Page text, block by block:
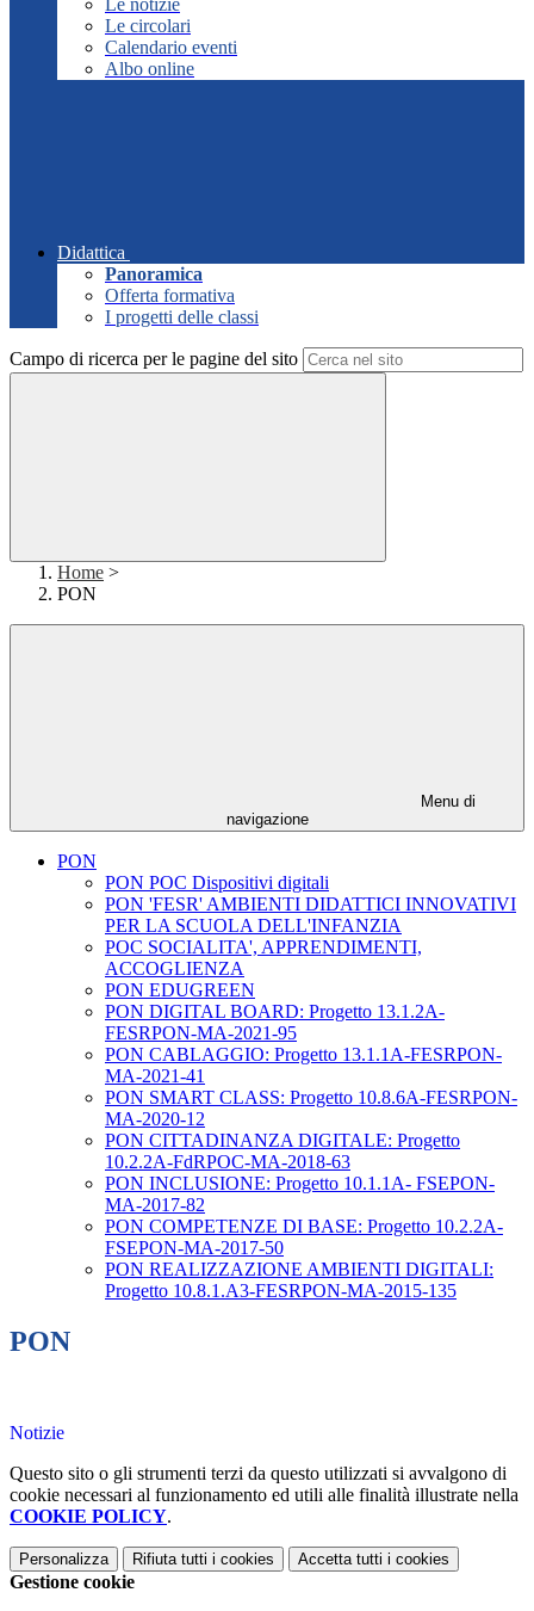
Le notizie
Le circolari
Calendario eventi
Albo online
Didattica
Panoramica
Offerta formativa
I progetti delle classi
Campo di ricerca per le pagine del sito
Home >
PON
Menu di
navigazione
PON
PON POC Dispositivi digitali
PON 'FESR' AMBIENTI DIDATTICI INNOVATIVI
PER LA SCUOLA DELL'INFANZIA
POC SOCIALITA', APPRENDIMENTI,
ACCOGLIENZA
PON EDUGREEN
PON DIGITAL BOARD: Progetto 13.1.2A-
FESRPON-MA-2021-95
PON CABLAGGIO: Progetto 13.1.1A-FESRPON-
MA-2021-41
PON SMART CLASS: Progetto 10.8.6A-FESRPON-
MA-2020-12
PON CITTADINANZA DIGITALE: Progetto
10.2.2A-FdRPOC-MA-2018-63
PON INCLUSIONE: Progetto 10.1.1A- FSEPON-
MA-2017-82
PON COMPETENZE DI BASE: Progetto 10.2.2A-
FSEPON-MA-2017-50
PON REALIZZAZIONE AMBIENTI DIGITALI:
Progetto 10.8.1.A3-FESRPON-MA-2015-135
PON
Notizie
Questo sito o gli strumenti terzi da questo utilizzati si avvalgono di
cookie necessari al funzionamento ed utili alle finalità illustrate nella
COOKIE POLICY.
Personalizza Rifiuta tutti i cookies Accetta tutti i cookies
Gestione cookie